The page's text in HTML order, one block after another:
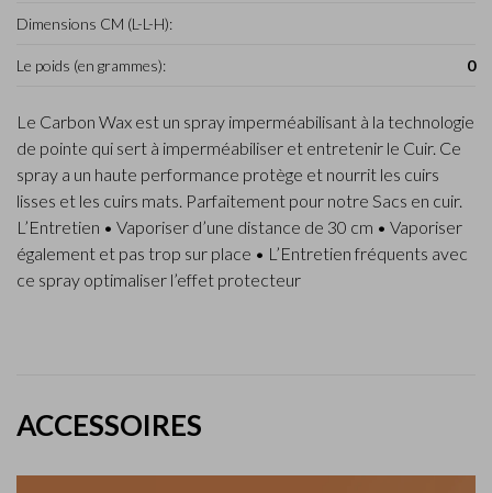
Dimensions CM (L-L-H):
Le poids (en grammes): 0
Le Carbon Wax est un spray imperméabilisant à la technologie
de pointe qui sert à imperméabiliser et entretenir le Cuir. Ce
spray a un haute performance protège et nourrit les cuirs
lisses et les cuirs mats. Parfaitement pour notre Sacs en cuir.
L’Entretien • Vaporiser d’une distance de 30 cm • Vaporiser
également et pas trop sur place • L’Entretien fréquents avec
ce spray optimaliser l’effet protecteur
ACCESSOIRES